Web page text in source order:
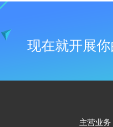
现在就开展
主营业务